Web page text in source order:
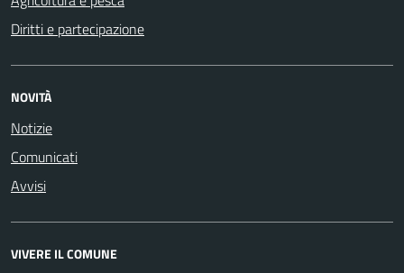
Diritti e partecipazione
NOVITÀ
Notizie
Comunicati
Avvisi
VIVERE IL COMUNE